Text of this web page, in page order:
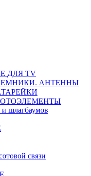
ДЛЯ TV
АНТЕННЫ
и шлагбаумов
связи